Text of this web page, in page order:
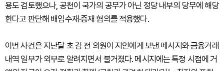
용도 검토했으나, 공천이 국가의 공무가 아닌 정당 내부의 당무에 해당
한다고 판단해 배임수재·증재 혐의를 적용했다.
이번 사건은 지난달 초 김 전 의원이 지인에게 보낸 메시지와 금융거래
내역 일부가 외부로 알려지면서 불거졌다. 메시지에는 특정 시점에 거